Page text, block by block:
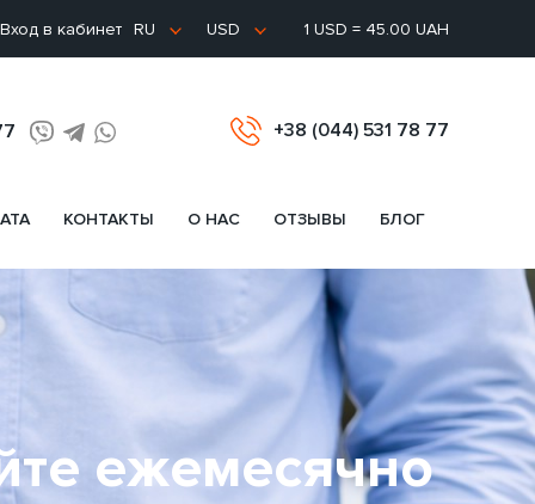
Вход в кабинет RU USD 1 USD = 45.00 UAH
+38 (044) 531 78 77
КОНТАКТЫ О НАС ОТЗЫВЫ БЛОГ
ежемесячно